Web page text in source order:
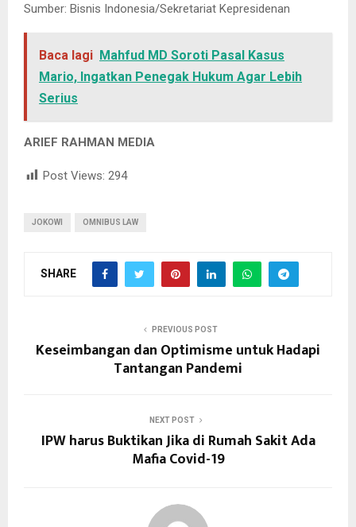
Sumber: Bisnis Indonesia/Sekretariat Kepresidenan
Baca lagi Mahfud MD Soroti Pasal Kasus
Mario, Ingatkan Penegak Hukum Agar Lebih
Serius
ARIEF RAHMAN MEDIA
Post Views: 294
JOKOWI OMNIBUS LAW
SHARE
PREVIOUS POST
Keseimbangan dan Optimisme untuk Hadapi
Tantangan Pandemi
NEXT POST
IPW harus Buktikan Jika di Rumah Sakit Ada
Mafia Covid-19